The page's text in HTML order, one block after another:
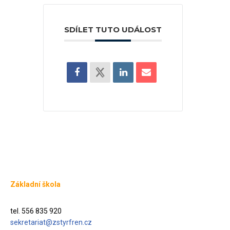
SDÍLET TUTO UDÁLOST
Základní škola
tel. 556 835 920
sekretariat@zstyrfren.cz